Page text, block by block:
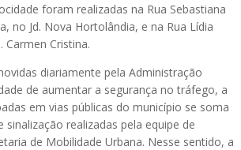
foram realizadas na Rua Sebastiana
no Jd. Nova Hortolândia, e na Rua Lídia
Carmen Cristina.
diariamente pela Administração
de aumentar a segurança no tráfego, a
em vias públicas do município se soma
realizadas pela equipe de
de Mobilidade Urbana. Nesse sentido, a